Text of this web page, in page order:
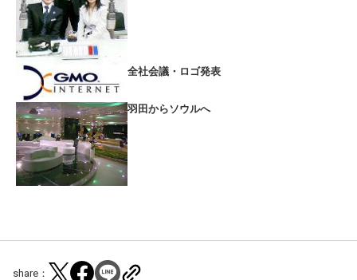
全社会議・ロゴ発表
羽田からソウルへ
share：